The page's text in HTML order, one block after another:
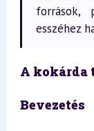
források,
esszéhez
A kokárda
Bevezetés